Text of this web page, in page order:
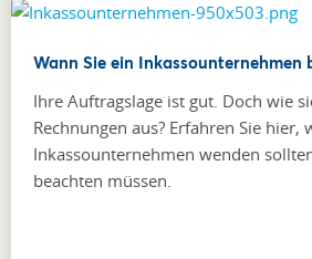
Wann Sie ein Inkassounternehmen
Ihre Auftragslage ist gut. Doch wie
Rechnungen aus? Erfahren Sie hier,
Inkassounternehmen wenden
beachten müssen.